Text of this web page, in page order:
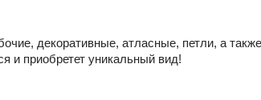
декоративные, атласные, петли, а также
и приобретет уникальный вид!